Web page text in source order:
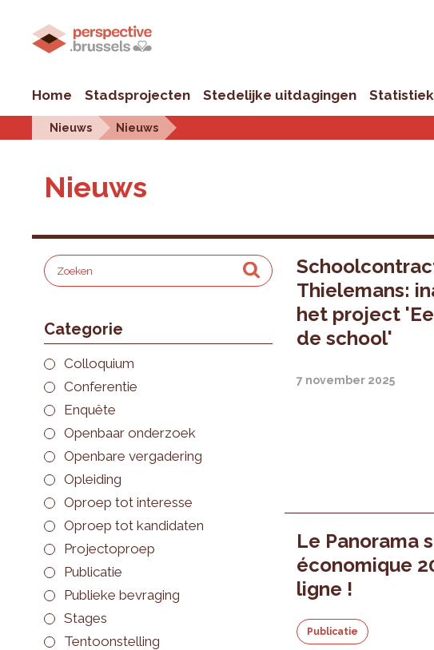
Home Stadsprojecten Stedelijke uitdagingen
Nieuws Nieuws
Nieuws
Categorie
Colloquium
Conferentie
Enquête
Openbaar onderzoek
Openbare vergadering
Opleiding
Oproep tot interesse
Oproep tot kandidaten
Projectoproep
Publicatie
Publieke bevraging
Stages
Tentoonstelling
Thielemans:
het project
de school'
7 november 2025
Le Panorama
économique
ligne !
Publicatie